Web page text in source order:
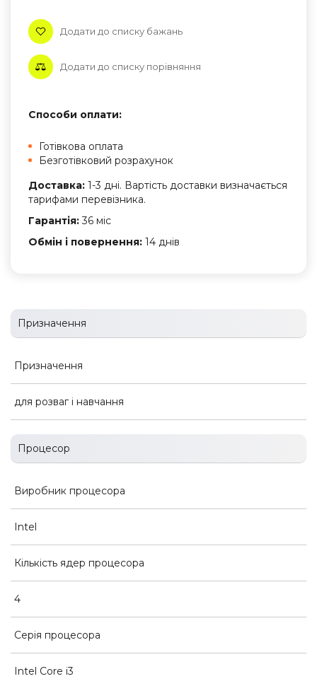
Додати до списку бажань
Додати до списку порівняння
Способи оплати:
Готівкова оплата
Безготівковий розрахунок
Доставка: 1-3 дні. Вартість доставки визначається
тарифами перевізника.
Гарантія:36 міс
Обмін і повернення: 14 днів
Призначення
Призначення
для розваг і навчання
Процесор
Виробник процесора
Intel
Кількість ядер процесора
4
Серія процесора
Intel Core i3